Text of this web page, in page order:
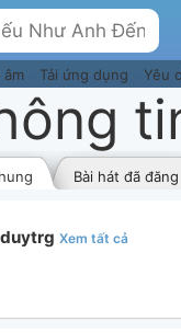
âm Tải ứng dụng Yêu
Bài hát đã đăng
Xem tất cả